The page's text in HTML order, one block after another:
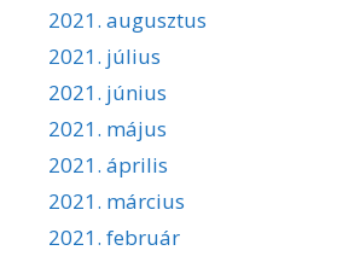
2021. augusztus
2021. július
2021. június
2021. május
2021. április
2021. március
2021. február